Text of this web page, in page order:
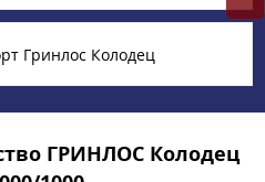
Гринлос Колодец
ГРИНЛОС Колодец